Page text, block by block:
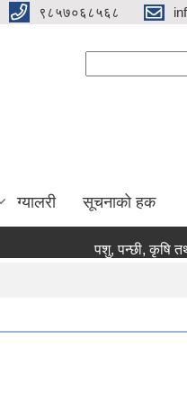
९८५७०६८५६८
ग्यालरी सूचनाको हक
पशु, पन्छी, कृषि तथा